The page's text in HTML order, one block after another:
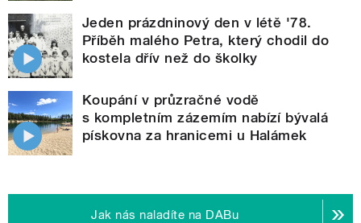
Jeden prázdninový den v létě '78.
Příběh malého Petra, který chodil do
kostela dřív než do školky
Koupání v průzračné vodě
s kompletním zázemím nabízí bývalá
pískovna za hranicemi u Halámek
Jak nás naladíte na DABu